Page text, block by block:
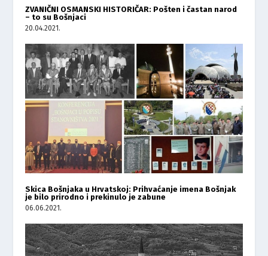
ZVANIČNI OSMANSKI HISTORIČAR: Pošten i častan narod
– to su Bošnjaci
20.04.2021.
Skica Bošnjaka u Hrvatskoj: Prihvaćanje imena Bošnjak
je bilo prirodno i prekinulo je zabune
06.06.2021.